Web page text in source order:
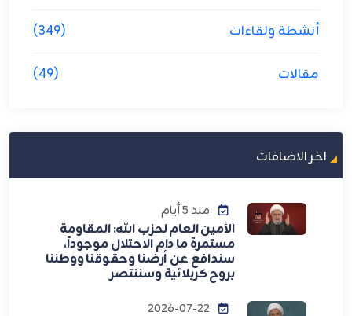
أنشطة ولقاءات (349)
مقالات (49)
اخر الاضافات
منذ 5 أيام
الأمين العام لحزب الله: المقاومة
مستمرة ما دام الاحتلال موجوداً،
سندافع عن أرضنا وحقوقنا ووطننا
بروح كربلائية وسننتصر